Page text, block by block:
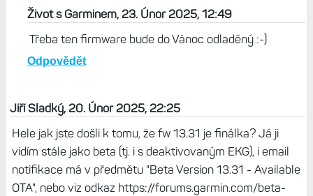
Život s Garminem, 23. Únor 2025, 12:49
Třeba ten firmware bude do Vánoc odladěný :-)
Odpovědět
Jiří Sladký, 20. Únor 2025, 22:25
Hele jak jste došli k tomu, že fw 13.31 je finálka? Já ji
vidím stále jako beta (tj. i s deaktivovaným EKG), i email
notifikace má v předmětu "Beta Version 13.31 - Available
OTA", nebo viz odkaz https://forums.garmin.com/beta-